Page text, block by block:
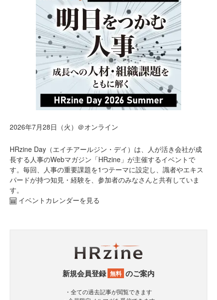
2026年7月28日（火）＠オンライン
HRzine Day（エイチアールジン・デイ）は、人が活き会社が成
長する人事のWebマガジン「HRzine」が主催するイベントで
す。毎回、人事の重要課題を1つテーマに設定し、識者やエキス
パードが持つ知見・経験を、参加者のみなさんと共有していま
す。
イベントカレンダーを見る
新規会員登録 無料 のご案内
・全ての過去記事が閲覧できます